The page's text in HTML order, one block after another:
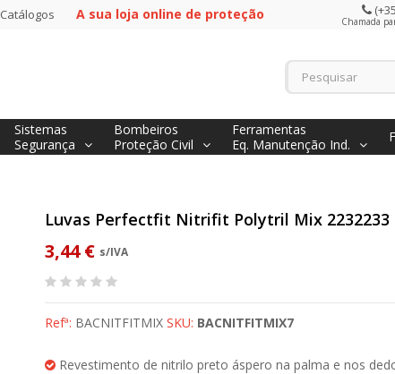
Catálogos A sua loja online de proteção Chamada
Sistemas
Segurança
Bombeiros
Proteção Civil
Ferramentas
Eq. Manutenção Ind.
Luvas Perfectfit Nitrifit Polytril Mix 2232233
3,44 € s/IVA
Refª: BACNITFITMIX SKU: BACNITFITMIX7
Revestimento de nitrilo preto áspero na palma e nos